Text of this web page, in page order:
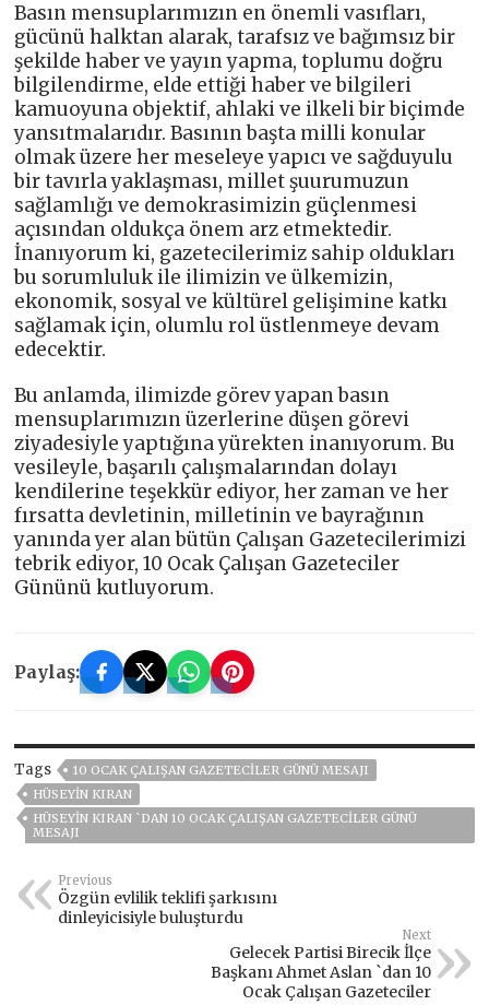
Basın mensuplarımızın en önemli vasıfları,
gücünü halktan alarak, tarafsız ve bağımsız bir
şekilde haber ve yayın yapma, toplumu doğru
bilgilendirme, elde ettiği haber ve bilgileri
kamuoyuna objektif, ahlaki ve ilkeli bir biçimde
yansıtmalarıdır. Basının başta milli konular
olmak üzere her meseleye yapıcı ve sağduyulu
bir tavırla yaklaşması, millet şuurumuzun
sağlamlığı ve demokrasimizin güçlenmesi
açısından oldukça önem arz etmektedir.
İnanıyorum ki, gazetecilerimiz sahip oldukları
bu sorumluluk ile ilimizin ve ülkemizin,
ekonomik, sosyal ve kültürel gelişimine katkı
sağlamak için, olumlu rol üstlenmeye devam
edecektir.
Bu anlamda, ilimizde görev yapan basın
mensuplarımızın üzerlerine düşen görevi
ziyadesiyle yaptığına yürekten inanıyorum. Bu
vesileyle, başarılı çalışmalarından dolayı
kendilerine teşekkür ediyor, her zaman ve her
fırsatta devletinin, milletinin ve bayrağının
yanında yer alan bütün Çalışan Gazetecilerimizi
tebrik ediyor, 10 Ocak Çalışan Gazeteciler
Gününü kutluyorum.
Paylaş:
Tags
10 OCAK ÇALIŞAN GAZETECILER GÜNÜ MESAJI
HÜSEYIN KIRAN
HÜSEYIN KIRAN `DAN 10 OCAK ÇALIŞAN GAZETECILER GÜNÜ
MESAJI
Previous
Özgün evlilik teklifi şarkısını
dinleyicisiyle buluşturdu
Next
Gelecek Partisi Birecik İlçe
Başkanı Ahmet Aslan `dan 10
Ocak Çalışan Gazeteciler